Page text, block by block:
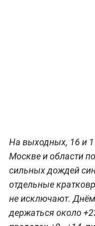
На выходных, 16 и
Москве и области
сильных дождей
отдельные
не исключают. Днём
держаться около